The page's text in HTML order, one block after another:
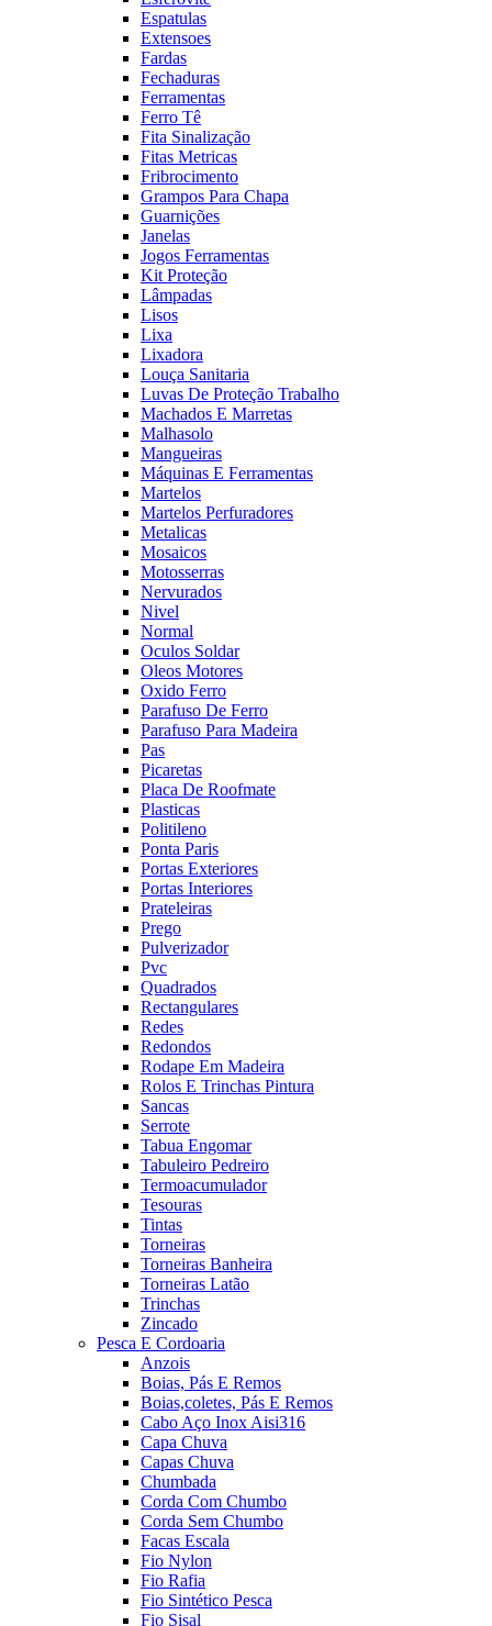
Espatulas
Extensoes
Fardas
Fechaduras
Ferramentas
Ferro Tê
Fita Sinalização
Fitas Metricas
Fribrocimento
Grampos Para Chapa
Guarnições
Janelas
Jogos Ferramentas
Kit Proteção
Lâmpadas
Lisos
Lixa
Lixadora
Louça Sanitaria
Luvas De Proteção Trabalho
Machados E Marretas
Malhasolo
Mangueiras
Máquinas E Ferramentas
Martelos
Martelos Perfuradores
Metalicas
Mosaicos
Motosserras
Nervurados
Nivel
Normal
Oculos Soldar
Oleos Motores
Oxido Ferro
Parafuso De Ferro
Parafuso Para Madeira
Pas
Picaretas
Placa De Roofmate
Plasticas
Politileno
Ponta Paris
Portas Exteriores
Portas Interiores
Prateleiras
Prego
Pulverizador
Pvc
Quadrados
Rectangulares
Redes
Redondos
Rodape Em Madeira
Rolos E Trinchas Pintura
Sancas
Serrote
Tabua Engomar
Tabuleiro Pedreiro
Termoacumulador
Tesouras
Tintas
Torneiras
Torneiras Banheira
Torneiras Latão
Trinchas
Zincado
Pesca E Cordoaria
Anzois
Boias, Pás E Remos
Boias,coletes, Pás E Remos
Cabo Aço Inox Aisi316
Capa Chuva
Capas Chuva
Chumbada
Corda Com Chumbo
Corda Sem Chumbo
Facas Escala
Fio Nylon
Fio Rafia
Fio Sintético Pesca
Fio Sisal